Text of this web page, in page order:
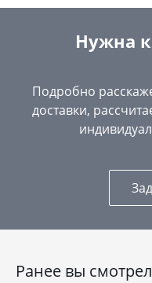
Нужна
Подробно
доставки,
Ранее вы